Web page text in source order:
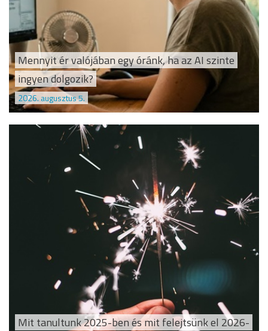
Mennyit ér valójában egy óránk, ha az AI szinte
ingyen dolgozik?
2026. augusztus 5.
Mit tanultunk 2025-ben és mit felejtsünk el 2026-